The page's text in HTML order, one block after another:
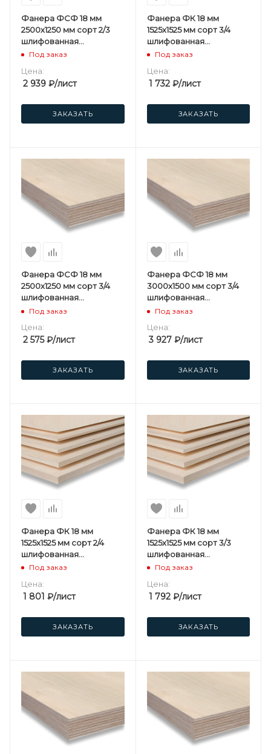
Фанера ФСФ 18 мм
2500х1250 мм сорт 2/3
шлифованная
березовая
Под заказ
Цена:
2 939 ₽/лист
ЗАКАЗАТЬ
Фанера ФК 18 мм
1525х1525 мм сорт 3/4
шлифованная
березовая
Под заказ
Цена:
1 732₽/лист
ЗАКАЗАТЬ
Фанера ФСФ 18 мм
2500х1250 мм сорт 3/4
шлифованная
березовая
Под заказ
Цена:
2 575₽/лист
ЗАКАЗАТЬ
Фанера ФСФ 18 мм
3000х1500 мм сорт 3/4
шлифованная
березовая
Под заказ
Цена:
3 927₽/лист
ЗАКАЗАТЬ
Фанера ФК 18 мм
1525х1525 мм сорт 2/4
шлифованная
березовая
Под заказ
Цена:
1 801 ₽/лист
ЗАКАЗАТЬ
Фанера ФК 18 мм
1525х1525 мм сорт 3/3
шлифованная
березовая
Под заказ
Цена:
1 792₽/лист
ЗАКАЗАТЬ